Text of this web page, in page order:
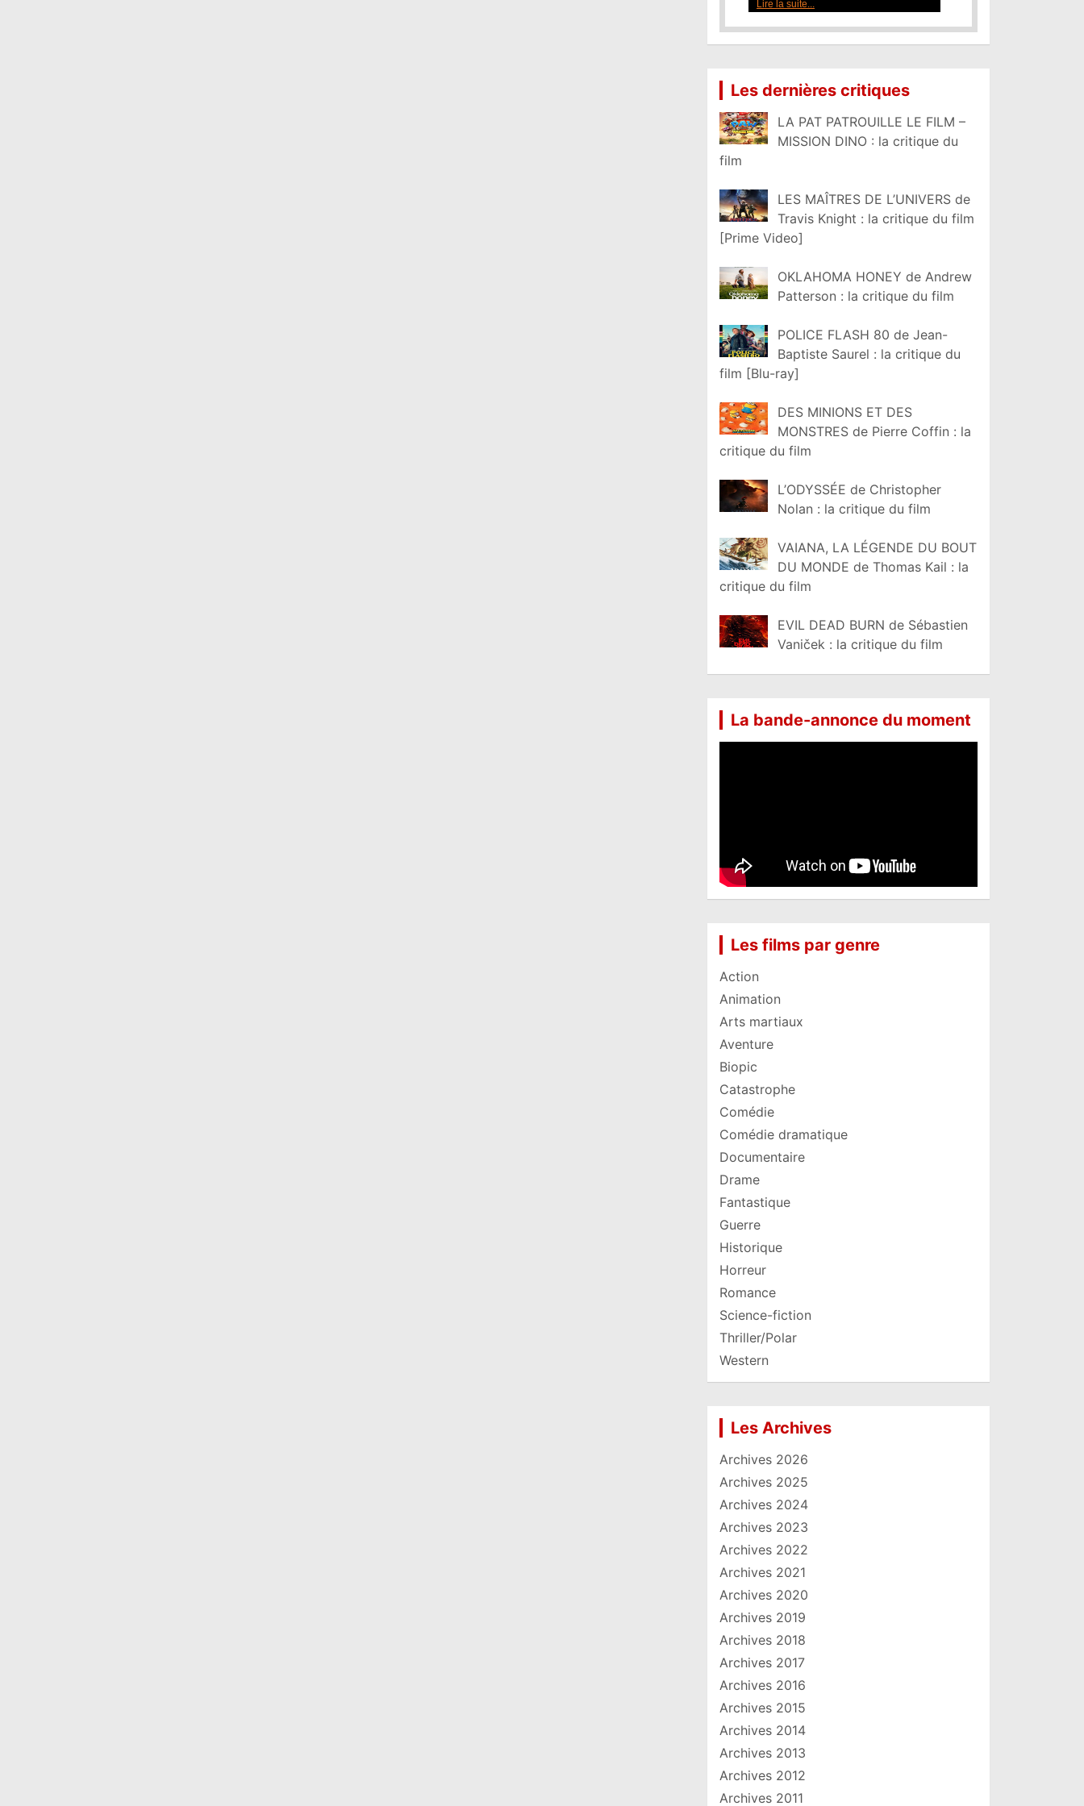
Lire la suite...
Les dernières critiques
LA PAT PATROUILLE LE FILM –
MISSION DINO : la critique du
film
LES MAÎTRES DE L’UNIVERS de
Travis Knight : la critique du film
[Prime Video]
OKLAHOMA HONEY de Andrew
Patterson : la critique du film
POLICE FLASH 80 de Jean-
Baptiste Saurel : la critique du
film [Blu-ray]
DES MINIONS ET DES
MONSTRES de Pierre Coffin : la
critique du film
L’ODYSSÉE de Christopher
Nolan : la critique du film
VAIANA, LA LÉGENDE DU BOUT
DU MONDE de Thomas Kail : la
critique du film
EVIL DEAD BURN de Sébastien
Vaniček : la critique du film
La bande-annonce du moment
Les films par genre
Action
Animation
Arts martiaux
Aventure
Biopic
Catastrophe
Comédie
Comédie dramatique
Documentaire
Drame
Fantastique
Guerre
Historique
Horreur
Romance
Science-fiction
Thriller/Polar
Western
Les Archives
Archives 2026
Archives 2025
Archives 2024
Archives 2023
Archives 2022
Archives 2021
Archives 2020
Archives 2019
Archives 2018
Archives 2017
Archives 2016
Archives 2015
Archives 2014
Archives 2013
Archives 2012
Archives 2011